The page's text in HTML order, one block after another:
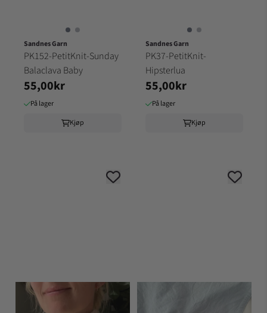
Sandnes Garn
PK152-PetitKnit-Sunday
Balaclava Baby
55,00kr
På lager
Kjøp
Sandnes Garn
PK37-PetitKnit-
Hipsterlua
55,00kr
På lager
Kjøp